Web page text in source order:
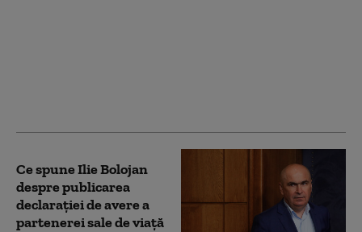
Ce spune Ilie Bolojan
despre publicarea
declarației de avere a
partenerei sale de viață